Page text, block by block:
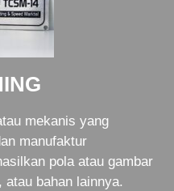
mekanis yang
manufaktur
pola atau gambar
atau bahan lainnya.